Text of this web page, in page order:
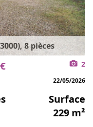
8 pièces
2
22/05/2026
Surface
229 m²